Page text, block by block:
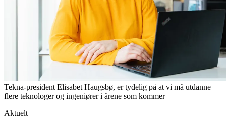
Tekna-president Elisabet Haugsbø, er tydelig på at vi må utdanne
flere teknologer og ingeniører i årene som kommer
Aktuelt